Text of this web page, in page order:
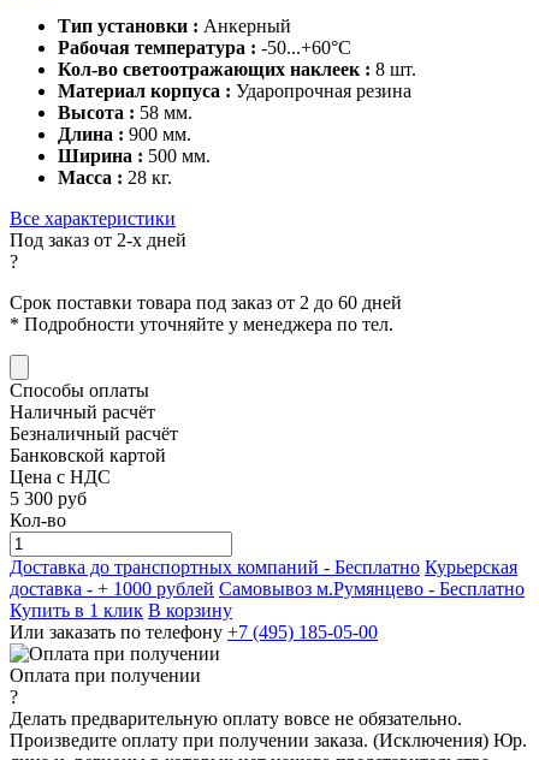
Тип установки : Анкерный
Рабочая температура : -50...+60°C
Кол-во светоотражающих наклеек : 8 шт.
Материал корпуса : Ударопрочная резина
Высота : 58 мм.
Длина : 900 мм.
Ширина : 500 мм.
Масса : 28 кг.
Все характеристики
Под заказ от 2-х дней
?
Срок поставки товара под заказ от 2 до 60 дней
* Подробности уточняйте у менеджера по тел.
Способы оплаты
Наличный расчёт
Безналичный расчёт
Банковской картой
Цена с НДС
5 300 руб
Кол-во
Доставка до транспортных компаний - Бесплатно Курьерская
доставка - + 1000 рублей Самовывоз м.Румянцево - Бесплатно
Купить в 1 клик В корзину
Или заказать по телефону +7 (495) 185-05-00
Оплата при получении
?
Делать предварительную оплату вовсе не обязательно.
Произведите оплату при получении заказа. (Исключения) Юр.